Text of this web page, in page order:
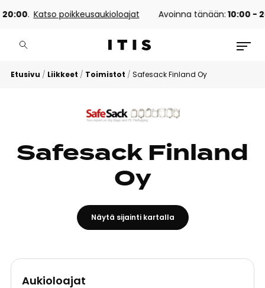
. Katso poikkeusaukioloajat Avoinna tänään:10:00 -
Etusivu / Liikkeet / Toimistot / Safesack Finland Oy
Safesack Finland
Oy
Näytä sijainti kartalla
Aukioloajat